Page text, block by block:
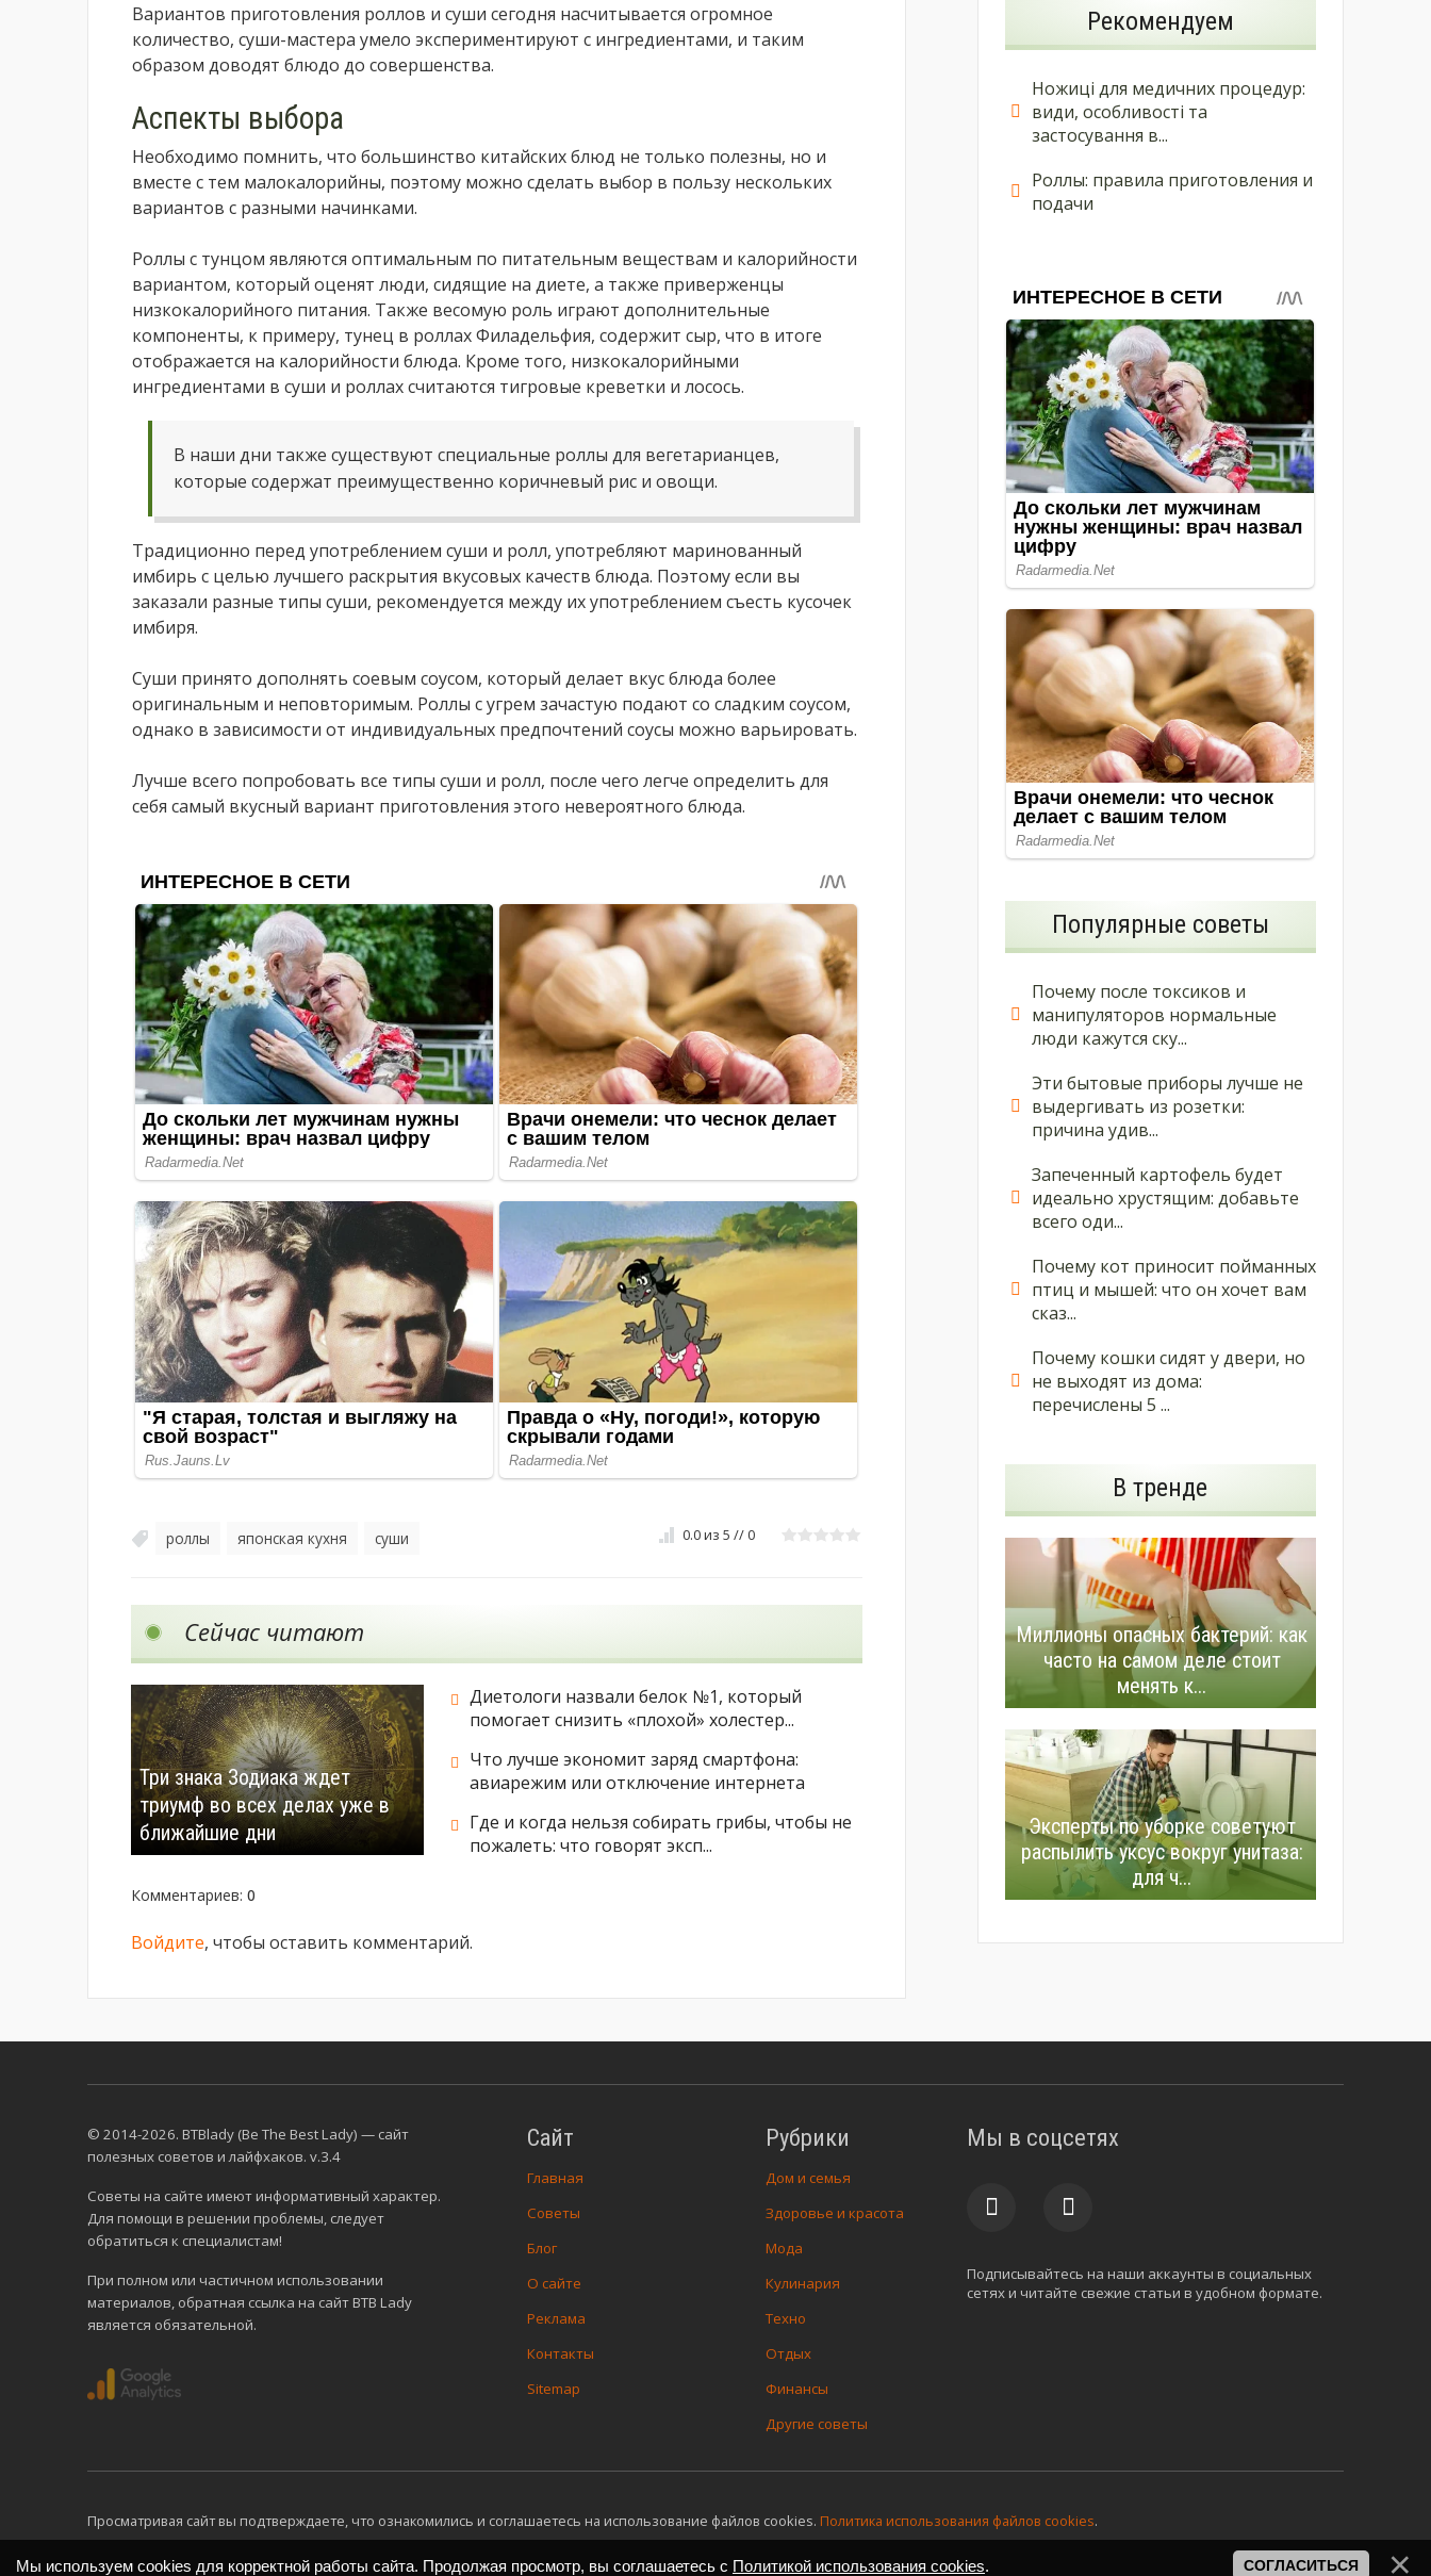
Вариантов приготовления роллов и суши сегодня насчитывается огромное
количество, суши-мастера умело экспериментируют с ингредиентами, и таким
образом доводят блюдо до совершенства.
Аспекты выбора
Необходимо помнить, что большинство китайских блюд не только полезны, но и
вместе с тем малокалорийны, поэтому можно сделать выбор в пользу нескольких
вариантов с разными начинками.
Роллы с тунцом являются оптимальным по питательным веществам и калорийности
вариантом, который оценят люди, сидящие на диете, а также приверженцы
низкокалорийного питания. Также весомую роль играют дополнительные
компоненты, к примеру, тунец в роллах Филадельфия, содержит сыр, что в итоге
отображается на калорийности блюда. Кроме того, низкокалорийными
ингредиентами в суши и роллах считаются тигровые креветки и лосось.
В наши дни также существуют специальные роллы для вегетарианцев,
которые содержат преимущественно коричневый рис и овощи.
Традиционно перед употреблением суши и ролл, употребляют маринованный
имбирь с целью лучшего раскрытия вкусовых качеств блюда. Поэтому если вы
заказали разные типы суши, рекомендуется между их употреблением съесть кусочек
имбиря.
Суши принято дополнять соевым соусом, который делает вкус блюда более
оригинальным и неповторимым. Роллы с угрем зачастую подают со сладким соусом,
однако в зависимости от индивидуальных предпочтений соусы можно варьировать.
Лучше всего попробовать все типы суши и ролл, после чего легче определить для
себя самый вкусный вариант приготовления этого невероятного блюда.
0.0из 5 // 0
роллы японская кухня суши
Сейчас читают
Три знака Зодиака ждет
триумф во всех делах уже в
ближайшие дни
Диетологи назвали белок №1, который
помогает снизить «плохой» холестер...
Что лучше экономит заряд смартфона:
авиарежим или отключение интернета
Где и когда нельзя собирать грибы, чтобы не
пожалеть: что говорят эксп...
Комментариев: 0
Войдите, чтобы оставить комментарий.
Рекомендуем
Ножиці для медичних процедур:
види, особливості та
застосування в...
Роллы: правила приготовления и
подачи
Популярные советы
Почему после токсиков и
манипуляторов нормальные
люди кажутся ску...
Эти бытовые приборы лучше не
выдергивать из розетки:
причина удив...
Запеченный картофель будет
идеально хрустящим: добавьте
всего оди...
Почему кот приносит пойманных
птиц и мышей: что он хочет вам
сказ...
Почему кошки сидят у двери, но
не выходят из дома:
перечислены 5 ...
В тренде
Миллионы опасных бактерий: как
часто на самом деле стоит
менять к...
Эксперты по уборке советуют
распылить уксус вокруг унитаза:
для ч...
© 2014-2026. BTBlady (Be The Best Lady) — сайт
полезных советов и лайфхаков. v.3.4
Советы на сайте имеют информативный характер.
Для помощи в решении проблемы, следует
обратиться к специалистам!
При полном или частичном использовании
материалов, обратная ссылка на сайт BTB Lady
является обязательной.
Сайт
Главная
Советы
Блог
О сайте
Реклама
Контакты
Sitemap
Рубрики
Дом и семья
Здоровье и красота
Мода
Кулинария
Техно
Отдых
Финансы
Другие советы
Мы в соцсетях
Подписывайтесь на наши аккаунты в социальных
сетях и читайте свежие статьи в удобном формате.
Просматривая сайт вы подтверждаете, что ознакомились и соглашаетесь на использование файлов cookies. Политика использования файлов cookies.
Мы используем cookies для корректной работы сайта. Продолжая просмотр, вы соглашаетесь с Политикой использования cookies. СОГЛАСИТЬСЯ